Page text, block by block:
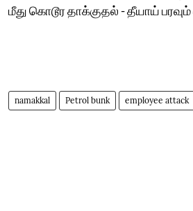
மீது கொடூர தாக்குதல் - தீயாய்
namakkal Petrol bunk employee attack